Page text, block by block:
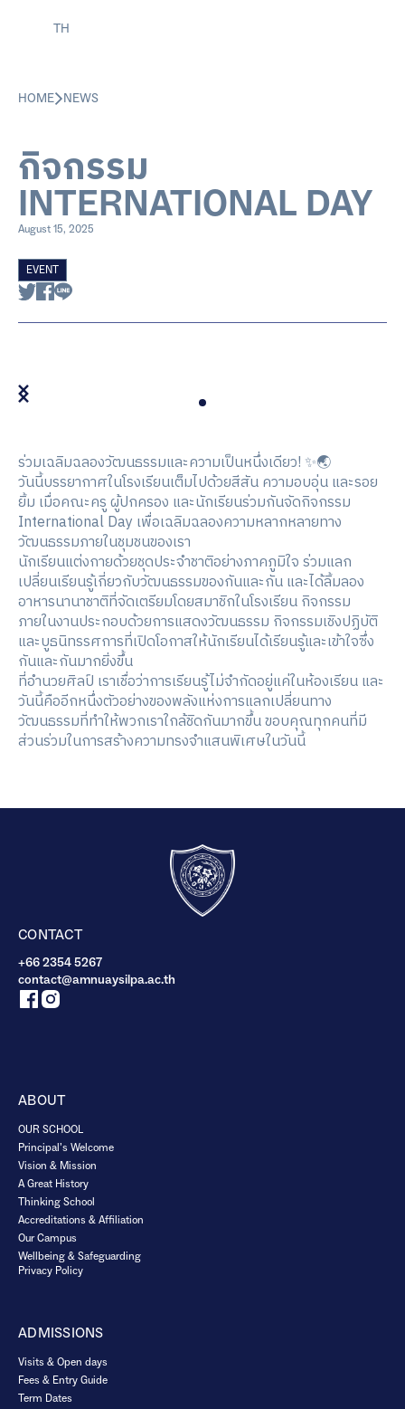
TH
HOME NEWS
กิจกรรม
INTERNATIONAL DAY
August 15, 2025
EVENT
ร่วมเฉลิมฉลองวัฒนธรรมและความเป็นหนึ่งเดียว! ✨🌏
วันนี้บรรยากาศในโรงเรียนเต็มไปด้วยสีสัน ความอบอุ่น และรอย
ยิ้ม เมื่อคณะครู ผู้ปกครอง และนักเรียนร่วมกันจัดกิจกรรม
International Day เพื่อเฉลิมฉลองความหลากหลายทาง
วัฒนธรรมภายในชุมชนของเรา
นักเรียนแต่งกายด้วยชุดประจำชาติอย่างภาคภูมิใจ ร่วมแลก
เปลี่ยนเรียนรู้เกี่ยวกับวัฒนธรรมของกันและกัน และได้ลิ้มลอง
อาหารนานาชาติที่จัดเตรียมโดยสมาชิกในโรงเรียน กิจกรรม
ภายในงานประกอบด้วยการแสดงวัฒนธรรม กิจกรรมเชิงปฏิบัติ
และบูธนิทรรศการที่เปิดโอกาสให้นักเรียนได้เรียนรู้และเข้าใจซึ่ง
กันและกันมากยิ่งขึ้น
ที่อำนวยศิลป์ เราเชื่อว่าการเรียนรู้ไม่จำกัดอยู่แค่ในห้องเรียน และ
วันนี้คืออีกหนึ่งตัวอย่างของพลังแห่งการแลกเปลี่ยนทาง
วัฒนธรรมที่ทำให้พวกเราใกล้ชิดกันมากขึ้น ขอบคุณทุกคนที่มี
ส่วนร่วมในการสร้างความทรงจำแสนพิเศษในวันนี้
CONTACT
+66 2354 5267
contact@amnuaysilpa.ac.th
ABOUT
OUR SCHOOL
Principal’s Welcome
Vision & Mission
A Great History
Thinking School
Accreditations & Affiliation
Our Campus
Wellbeing & Safeguarding
Privacy Policy
ADMISSIONS
Visits & Open days
Fees & Entry Guide
Term Dates